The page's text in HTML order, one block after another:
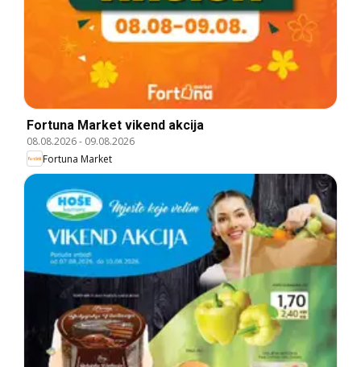
Fortuna Market vikend akcija
08.08.2026- 09.08.2026
Fortuna Market